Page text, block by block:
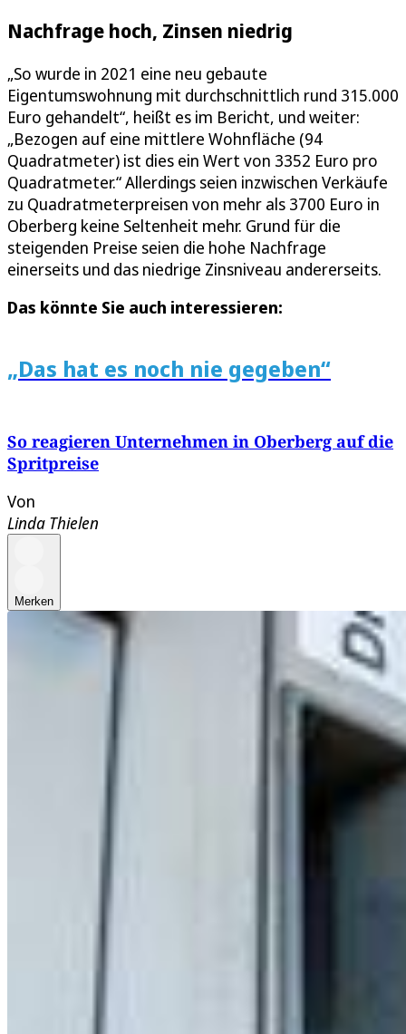
Nachfrage hoch, Zinsen niedrig
„So wurde in 2021 eine neu gebaute
Eigentumswohnung mit durchschnittlich rund 315.000
Euro gehandelt“, heißt es im Bericht, und weiter:
„Bezogen auf eine mittlere Wohnfläche (94
Quadratmeter) ist dies ein Wert von 3352 Euro pro
Quadratmeter.“ Allerdings seien inzwischen Verkäufe
zu Quadratmeterpreisen von mehr als 3700 Euro in
Oberberg keine Seltenheit mehr. Grund für die
steigenden Preise seien die hohe Nachfrage
einerseits und das niedrige Zinsniveau andererseits.
Das könnte Sie auch interessieren:
„Das hat es noch nie gegeben“
So reagieren Unternehmen in Oberberg auf die
Spritpreise
Von
Linda Thielen
Merken